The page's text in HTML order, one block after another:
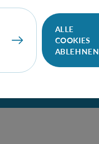
ALLE
COOKIES
ABLEHNEN